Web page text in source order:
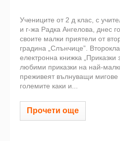
Учениците от 2 д клас, с
и г-жа Радка Ангелова, днес
своите малки приятели от
градина „Слънчице”.
електронна книжка „Приказки
любими приказки на най-
преживеят вълнуващи
големите каки и...
Прочети още